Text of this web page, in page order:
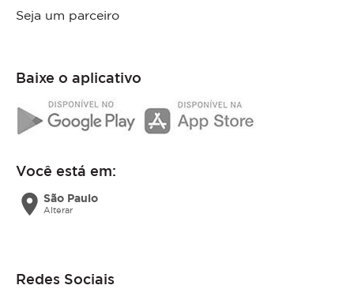
Seja um parceiro
Baixe o aplicativo
Você está em:
location_on São Paulo
Alterar
Redes Sociais